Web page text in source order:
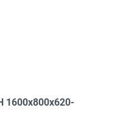
1600x800x620-